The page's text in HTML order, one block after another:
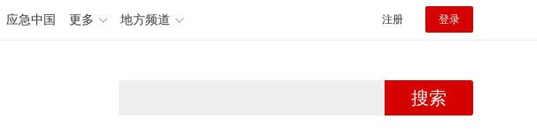
应急中国 更多 地方频道 注册 登录
搜索